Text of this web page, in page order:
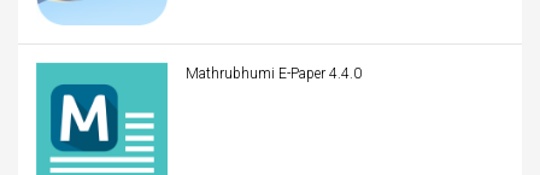
Mathrubhumi E-Paper 4.4.0